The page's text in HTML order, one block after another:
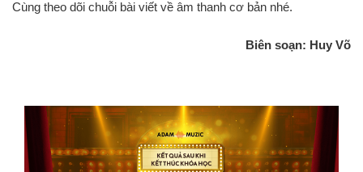
Cùng theo dõi chuỗi bài viết về âm thanh cơ bản nhé.
Biên soạn: Huy Võ